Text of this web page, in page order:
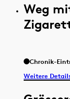
Weg
Chronik-
Weitere